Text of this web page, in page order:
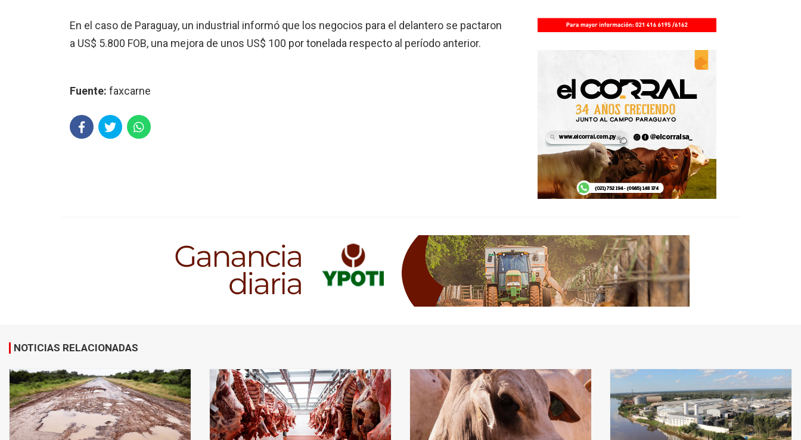
En el caso de Paraguay, un industrial informó que los negocios para el delantero se pactaron
a US$ 5.800 FOB, una mejora de unos US$ 100 por tonelada respecto al período anterior.
Fuente: faxcarne
NOTICIAS RELACIONADAS